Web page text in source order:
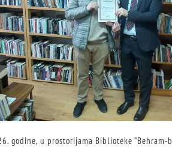
godine, u prostorijama Biblioteke ”Behram-